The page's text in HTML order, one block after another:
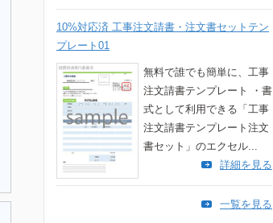
10%対応済 工事注文請書・注文書セットテン
プレート01
無料で誰でも簡単に、工事
注文請書テンプレート ・書
式として利用できる「工事
注文請書テンプレート注文
書セット」のエクセル...
詳細を見る
一覧を見る